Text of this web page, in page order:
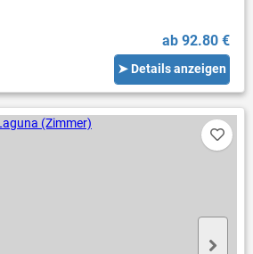
ab 92.80 €
➤ Details anzeigen